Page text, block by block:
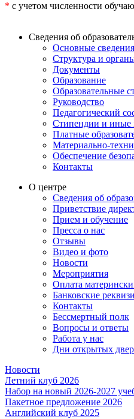
* с учетом численности
Сведения об
Основные сведения
Структура и
Документы
Образование
Образовательные
Руководство
Педагогический
Стипендии и иные
Платные
Материально-
Обеспечение
Контакты
О центре
Сведения об
Приветствие
Прием и обучение
Пресса о нас
Отзывы
Видео и фото
Новости
Мероприятия
Оплата
Банковские
Контакты
Бессмертный полк
Вопросы и ответы
Работа у нас
Дни открытых
Новости
Летний клуб 2026
Набор на новый 2026-2027
Пакетное предложение 2026
Английский клуб 2025